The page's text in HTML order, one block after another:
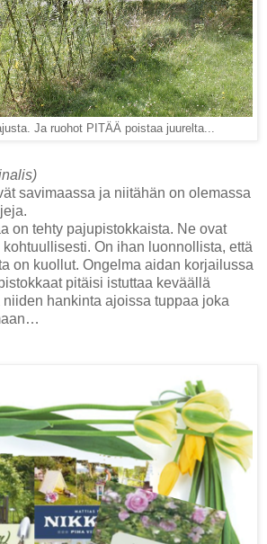
Ja ruohot PITÄÄ poistaa juurelta...
savimaassa ja niitähän on olemassa
on tehty pajupistokkaista. Ne ovat
On ihan luonnollista, että
on kuollut. Ongelma aidan korjailussa
pitäisi istuttaa keväällä
niiden hankinta ajoissa tuppaa joka